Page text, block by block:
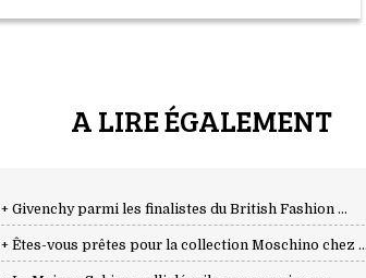
A LIRE ÉGALEMENT
+ Givenchy parmi les finalistes du British Fashion ...
+ Êtes-vous prêtes pour la collection Moschino chez ...